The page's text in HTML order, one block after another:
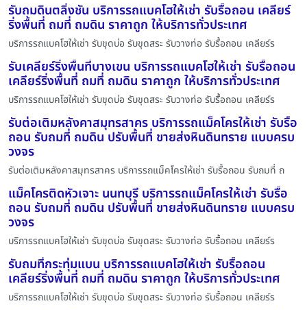
รับถมดินตลิ่งชัน บริการรถแบคโฮให้เช่า รับรื้อถอน เคลียร์
ริ่งพื้นที่ ถมที่ ถมดิน ราคาถูก ให้บริการทั่วประเทศ
บริการรถแบคโฮให้เช่า รับขุดบ่อ รับขุดสระ รับวางท่อ รับรื้อถอน เคลียร์ร
รับเคลียร์ริ่งพื้นที่บางเขน บริการรถแบคโฮให้เช่า รับรื้อถอน
เคลียร์ริ่งพื้นที่ ถมที่ ถมดิน ราคาถูก ให้บริการทั่วประเทศ
บริการรถแบคโฮให้เช่า รับขุดบ่อ รับขุดสระ รับวางท่อ รับรื้อถอน เคลียร์ร
รับต่อเติมหลังคาสมุทรสาคร บริการรถแม็คโครให้เช่า รับรื้อ
ถอน รับถมที่ ถมดิน ปรับพื้นที่ ขายส่งหินดินทราย แบบครบ
วงจร
รับต่อเติมหลังคาสมุทรสาคร บริการรถแม็คโครให้เช่า รับรื้อถอน รับถมที่ ถ
แม็คโครติดหัวเจาะ นนทบุรี บริการรถแม็คโครให้เช่า รับรื้อ
ถอน รับถมที่ ถมดิน ปรับพื้นที่ ขายส่งหินดินทราย แบบครบ
วงจร
บริการรถแบคโฮให้เช่า รับขุดบ่อ รับขุดสระ รับวางท่อ รับรื้อถอน เคลียร์ร
รับถมที่กระทุ่มแบน บริการรถแบคโฮให้เช่า รับรื้อถอน
เคลียร์ริ่งพื้นที่ ถมที่ ถมดิน ราคาถูก ให้บริการทั่วประเทศ
บริการรถแบคโฮให้เช่า รับขุดบ่อ รับขุดสระ รับวางท่อ รับรื้อถอน เคลียร์ร